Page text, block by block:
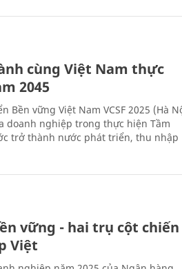
cùng Việt Nam thực
2045
Bền vững Việt Nam VCSF 2025 (Hà
doanh nghiệp trong thực hiện Tầm
trở thành nước phát triển, thu nhập
vững - hai trụ cột chiến
Việt